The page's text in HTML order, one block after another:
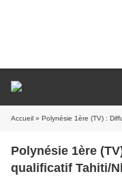
Accueil » Polynésie 1ère (TV) :
Polynésie 1ère
qualificatif Tahiti/